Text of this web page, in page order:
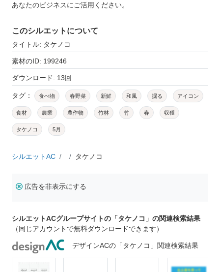
あなたのビジネスにご活用ください。
このシルエットについて
タイトル: タケノコ
素材のID: 199246
ダウンロード: 13回
タグ： 食べ物 春野菜 新鮮 和風 掘る アイコン
食材 農業 農作物 竹林 竹 春 収獲
タケノコ 5月
シルエットAC タケノコ
広告を非表示にする
シルエットACグループサイトの「タケノコ」の関連検索結果
（同じアカウントで無料ダウンロードできます）
デザインACの「タケノコ」関連検索結果